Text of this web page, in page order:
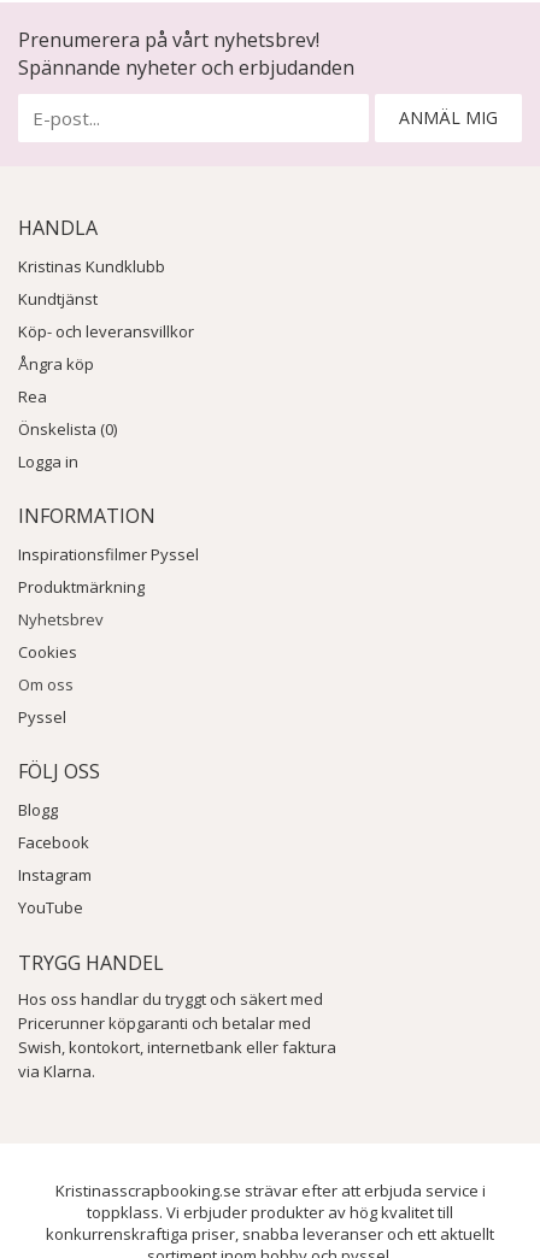
Prenumerera på vårt nyhetsbrev!
Spännande nyheter och erbjudanden
ANMÄL MIG
HANDLA
Kristinas Kundklubb
Kundtjänst
Köp- och leveransvillkor
Ångra köp
Rea
Önskelista (0)
Logga in
INFORMATION
Inspirationsfilmer Pyssel
Produktmärkning
Nyhetsbrev
Cookies
Om oss
Pyssel
FÖLJ OSS
Blogg
Facebook
Instagram
YouTube
TRYGG HANDEL
Hos oss handlar du tryggt och säkert med
Pricerunner köpgaranti och betalar med
Swish, kontokort, internetbank eller faktura
via Klarna.
Kristinasscrapbooking.se strävar efter att erbjuda service i
toppklass. Vi erbjuder produkter av hög kvalitet till
konkurrenskraftiga priser, snabba leveranser och ett aktuellt